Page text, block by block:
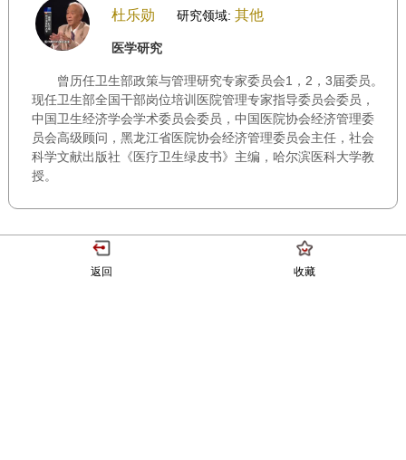
杜乐勋 研究领域: 其他
医学研究
曾历任卫生部政策与管理研究专家委员会1，2，3届委员。
现任卫生部全国干部岗位培训医院管理专家指导委员会委员，
中国卫生经济学会学术委员会委员，中国医院协会经济管理委
员会高级顾问，黑龙江省医院协会经济管理委员会主任，社会
科学文献出版社《医疗卫生绿皮书》主编，哈尔滨医科大学教
授。
返回 收藏